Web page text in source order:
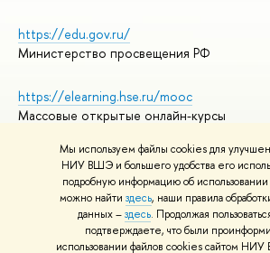
Мы используем файлы cookies для
НИУ ВШЭ и большего удобства его
подробную информацию об
можно найти здесь, наши правила
данных –здесь. Продолжая
подтверждаете, что были
использовании файлов cookies сайтом
https://edu.gov.ru/
Министерство просвещения РФ
https://elearning.hse.ru/mooc
Массовые открытые онлайн-курсы
© НИУ ВШЭ 1993–2026
Адреса и контакты
Условия использования материалов
Политика конфиденциальности